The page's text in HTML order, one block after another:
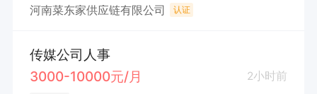
河南菜东家供应链有限公司 认证
传媒公司人事
3000-10000元/月
2小时前